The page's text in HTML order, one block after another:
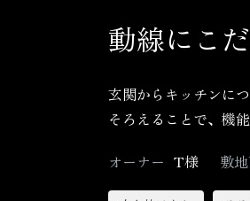
動線にこ
玄関からキッチンに
そろえることで、機
オーナー T様 敷